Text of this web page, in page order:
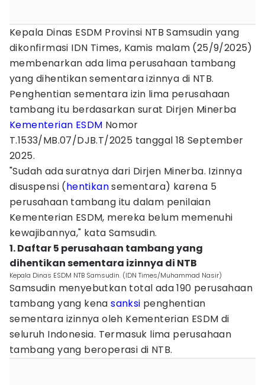
Kepala Dinas ESDM Provinsi NTB Samsudin yang
dikonfirmasi IDN Times, Kamis malam (25/9/2025)
membenarkan ada lima perusahaan tambang
yang dihentikan sementara izinnya di NTB.
Penghentian sementara izin lima perusahaan
tambang itu berdasarkan surat Dirjen Minerba
Kementerian ESDM Nomor
T.1533/MB.07/DJB.T/2025 tanggal 18 September
2025.
"Sudah ada suratnya dari Dirjen Minerba. Izinnya
disuspensi (hentikansementara) karena 5
perusahaan tambang itu dalam penilaian
Kementerian ESDM, mereka belum memenuhi
kewajibannya," kata Samsudin.
1. Daftar 5 perusahaan tambang yang
dihentikan sementara izinnya di NTB
Kepala Dinas ESDM NTB Samsudin. (IDN Times/Muhammad Nasir)
Samsudin menyebutkan total ada 190 perusahaan
tambang yang kenasanksi penghentian
sementara izinnya oleh Kementerian ESDM di
seluruh Indonesia. Termasuk lima perusahaan
tambang yang beroperasi di NTB.